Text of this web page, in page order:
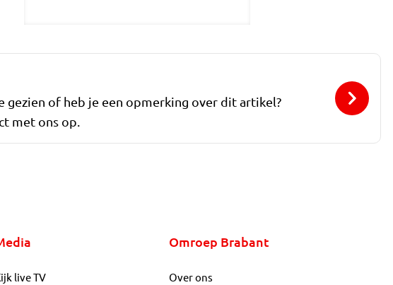
gezien of heb je een opmerking over dit artikel?
met ons op.
live TV
Omroep Brabant
Over ons